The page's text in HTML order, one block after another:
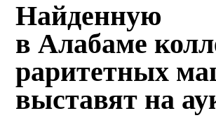
Найденную
в Алабаме
раритетных
выставят на